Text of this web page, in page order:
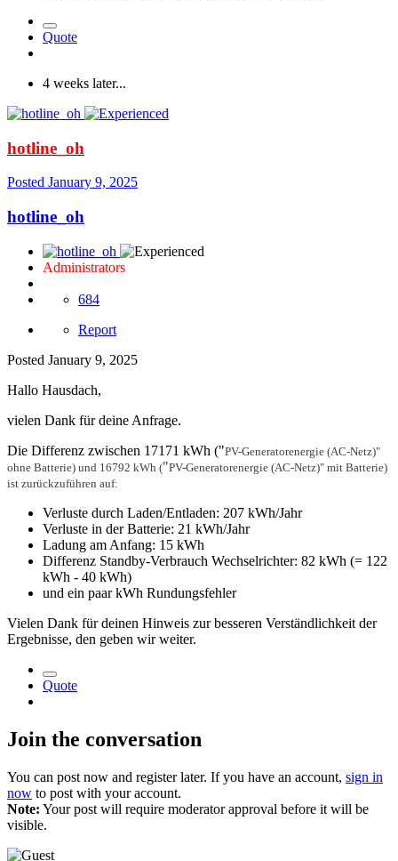
Quote
4 weeks later...
hotline_oh
Posted January 9, 2025
hotline_oh
Administrators
684
Report
Posted January 9, 2025
Hallo Hausdach,
vielen Dank für deine Anfrage.
Die Differenz zwischen 17171 kWh ("PV-Generatorenergie (AC-Netz)"
ohne Batterie) und 16792 kWh ("PV-Generatorenergie (AC-Netz)" mit Batterie)
ist zurückzuführen auf:
Verluste durch Laden/Entladen: 207 kWh/Jahr
Verluste in der Batterie: 21 kWh/Jahr
Ladung am Anfang: 15 kWh
Differenz Standby-Verbrauch Wechselrichter: 82 kWh (= 122
kWh - 40 kWh)
und ein paar kWh Rundungsfehler
Vielen Dank für deinen Hinweis zur besseren Verständlichkeit der
Ergebnisse, den geben wir weiter.
Quote
Join the conversation
You can post now and register later. If you have an account, sign in
now to post with your account.
Note: Your post will require moderator approval before it will be
visible.